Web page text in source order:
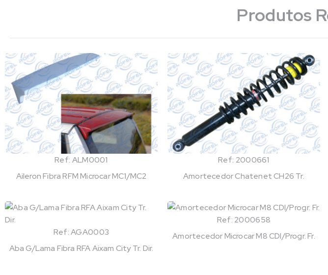
Produtos
Ref: ALM0001
Aileron Fibra RFM Microcar MC1/MC2
Ref: 2000661
Amortecedor Chatenet CH26 Tr.
Ref: AGA0003
Aba G/Lama Fibra RFA Aixam City Tr. Dir.
Ref: 2000658
Amortecedor Microcar M8 CDI/Progr. Fr.